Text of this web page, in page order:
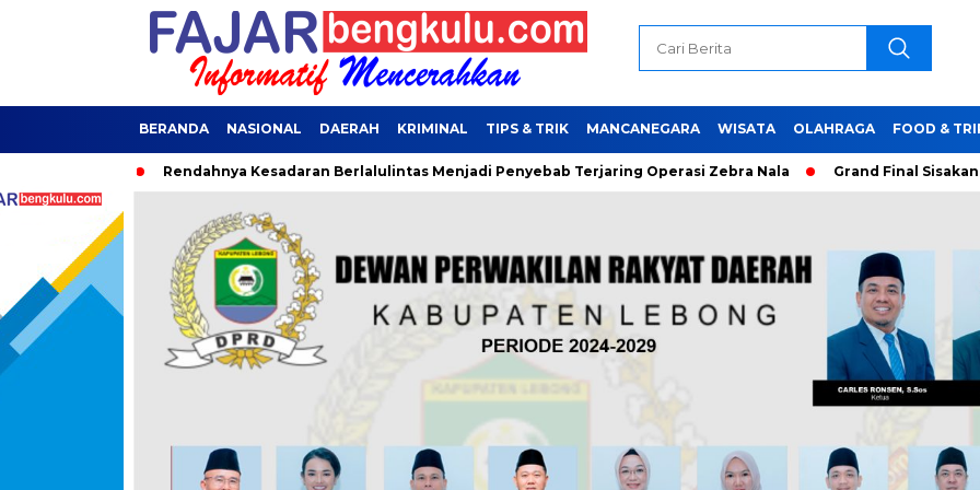
BERANDA NASIONAL DAERAH KRIMINAL TIPS & TRIK MANCANEGARA WISATA OLAHRAGA FOOD &
Rendahnya Kesadaran Berlalulintas Menjadi Penyebab Terjaring Operasi Zebra Nala Grand Final Sisakan 16 Bujang